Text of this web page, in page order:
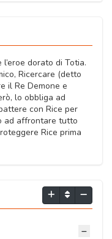
dorato di Totia.
Ricercare (detto
il Re Demone e
lo obbliga ad
con Rice per
ad affrontare tutto
Rice prima